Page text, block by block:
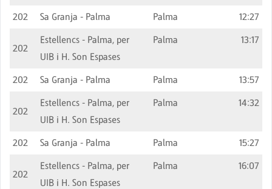
202 Sa Granja - Palma Palma 12:27
202
Estellencs - Palma, per
UIB i H. Son Espases
Palma 13:17
202 Sa Granja - Palma Palma 13:57
202
Estellencs - Palma, per
UIB i H. Son Espases
Palma 14:32
202 Sa Granja - Palma Palma 15:27
202
Estellencs - Palma, per
UIB i H. Son Espases
Palma 16:07